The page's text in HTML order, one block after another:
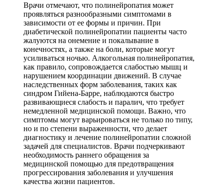
Врачи отмечают, что полинейропатия может
проявляться разнообразными симптомами в
зависимости от ее формы и причин. При
диабетической полинейропатии пациенты часто
жалуются на онемение и покалывание в
конечностях, а также на боли, которые могут
усиливаться ночью. Алкогольная полинейропатия,
как правило, сопровождается слабостью мышц и
нарушением координации движений. В случае
наследственных форм заболевания, таких как
синдром Гийена-Барре, наблюдаются быстро
развивающиеся слабость и паралич, что требует
немедленной медицинской помощи. Важно, что
симптомы могут варьироваться не только по типу,
но и по степени выраженности, что делает
диагностику и лечение полинейропатии сложной
задачей для специалистов. Врачи подчеркивают
необходимость раннего обращения за
медицинской помощью для предотвращения
прогрессирования заболевания и улучшения
качества жизни пациентов.